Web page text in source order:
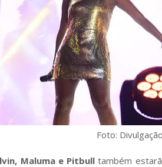
Divulgação/
Maluma e Pitbulltambém